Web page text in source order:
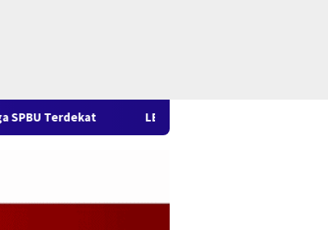
LBH Arya Mandalika Sorot Dugaan